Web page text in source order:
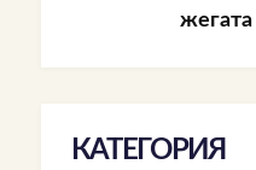
жегата
КАТЕГОРИЯ